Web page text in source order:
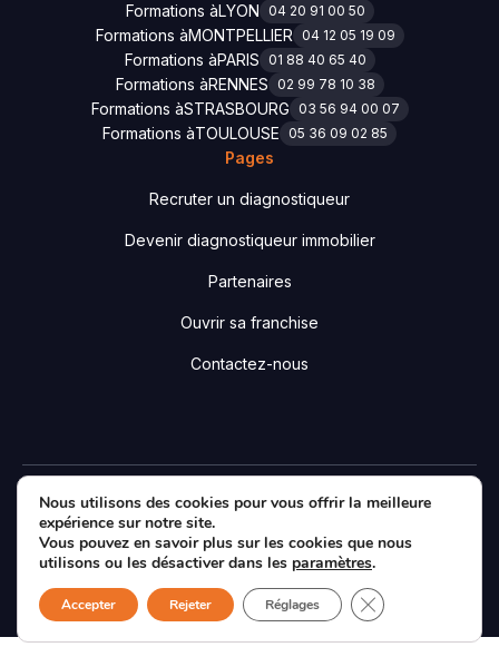
Formations àLYON 04 20 91 00 50
Formations àMONTPELLIER 04 12 05 19 09
Formations àPARIS 01 88 40 65 40
Formations àRENNES 02 99 78 10 38
Formations àSTRASBOURG 03 56 94 00 07
Formations àTOULOUSE 05 36 09 02 85
Pages
Recruter un diagnostiqueur
Devenir diagnostiqueur immobilier
Partenaires
Ouvrir sa franchise
Contactez-nous
Designé & développé parAgence Essentiel|Mentions
légales|Politique de confidentialité| Plan du site
Facebook
LinkedIn
X
Nous utilisons des cookies pour vous offrir la meilleure
expérience sur notre site.
Vous pouvez en savoir plus sur les cookies que nous
utilisons ou les désactiver dans les paramètres.
Accepter Rejeter Réglages Fermer la